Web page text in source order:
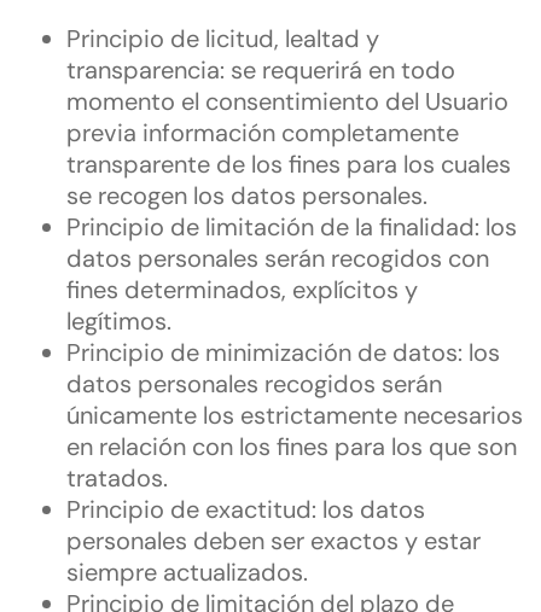
Principio de licitud, lealtad y
transparencia: se requerirá en todo
momento el consentimiento del Usuario
previa información completamente
transparente de los fines para los cuales
se recogen los datos personales.
Principio de limitación de la finalidad: los
datos personales serán recogidos con
fines determinados, explícitos y
legítimos.
Principio de minimización de datos: los
datos personales recogidos serán
únicamente los estrictamente necesarios
en relación con los fines para los que son
tratados.
Principio de exactitud: los datos
personales deben ser exactos y estar
siempre actualizados.
Principio de limitación del plazo de